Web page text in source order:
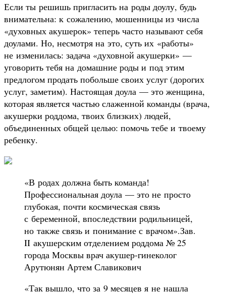
Если ты решишь пригласить на роды доулу, будь
внимательна: к сожалению, мошенницы из числа
«духовных акушерок» теперь часто называют себя
доулами. Но, несмотря на это, суть их «работы»
не изменилась: задача «духовной акушерки» —
уговорить тебя на домашние роды и под этим
предлогом продать побольше своих услуг (дорогих
услуг, заметим). Настоящая доула — это женщина,
которая является частью слаженной команды (врача,
акушерки роддома, твоих близких) людей,
объединенных общей целью: помочь тебе и твоему
ребенку.
«В родах должна быть команда!
Профессиональная доула — это не просто
глубокая, почти космическая связь
с беременной, впоследствии родильницей,
но также связь и понимание с врачом».Зав.
II акушерским отделением роддома № 25
города Москвы врач акушер-гинеколог
Арутюнян Артем Славикович
«Так вышло, что за 9 месяцев я не нашла